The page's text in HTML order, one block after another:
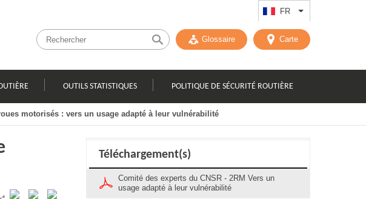
FR Lister les actions
Glossaire Carte
OUTILS STATISTIQUES POLITIQUE DE SÉCURITÉ ROUTIÈRE
motorisés : vers un usage adapté à leur vulnérabilité
Téléchargement(s)
Comité des experts du CNSR - 2RM Vers un
usage adapté à leur vulnérabilité